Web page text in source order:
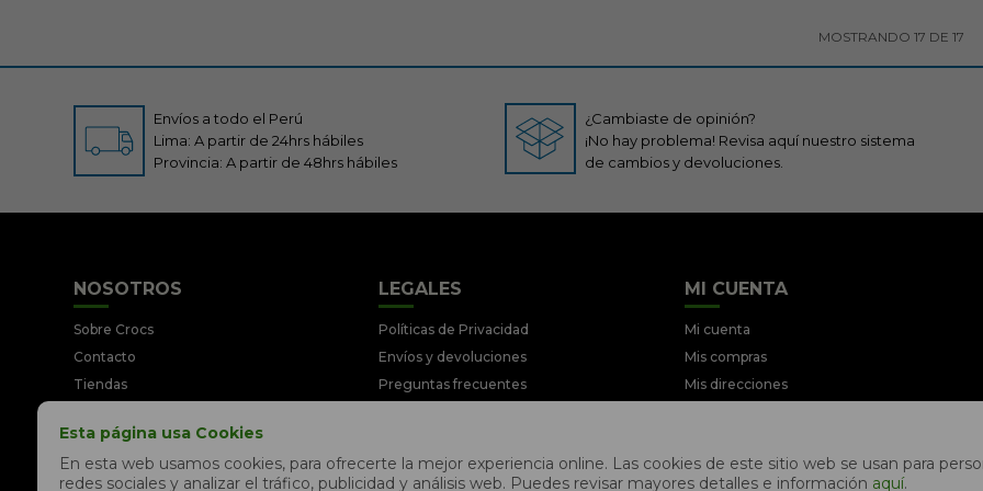
Esta página usa Cookies
En esta web usamos cookies, para ofrecerte la mejor experiencia online. Las cookies de este sitio web se usan para
redes sociales y analizar el tráfico, publicidad y análisis web. Puedes revisar mayores detalles e información aquí.
MOSTRANDO17 DE17
Envíos a todo el Perú
Lima: A partir de 24hrs hábiles
Provincia: A partir de 48hrs hábiles
¿Cambiaste de opinión?
¡No hay problema! Revisa aquí nuestro sistema
de cambios y devoluciones.
NOSOTROS
Sobre Crocs
Contacto
Tiendas
Libro de reclamaciones
LEGALES
Políticas de Privacidad
Envíos y devoluciones
Preguntas frecuentes
MI CUENTA
Mi cuenta
Mis compras
Mis direcciones